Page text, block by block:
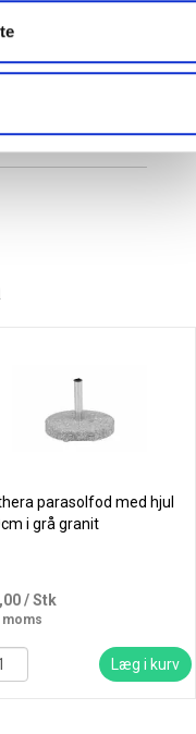
Home
parasolfod med hjul
i grå granit
/ Stk
moms
Læg i kurv